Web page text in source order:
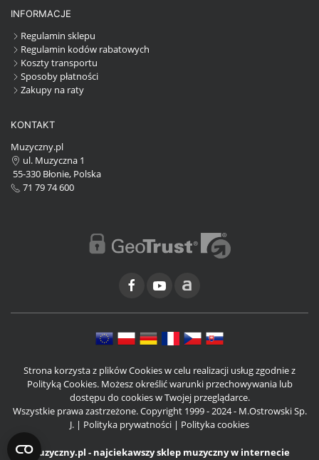
INFORMACJE
Regulamin sklepu
Regulamin kodów rabatowych
Koszty transportu
Sposoby płatności
Zakupy na raty
KONTAKT
Muzyczny.pl
ul. Muzyczna 1
55-330 Błonie, Polska
71 79 74 600
Strona korzysta z plików Cookies w celu realizacji usług zgodnie z
Polityką Cookies. Możesz określić warunki przechowywania lub
dostępu do cookies w Twojej przeglądarce.
Wszystkie prawa zastrzeżone. Copyright 1999 - 2024 - M.Ostrowski Sp.
J. | Polityka prywatności | Polityka cookies
Muzyczny.pl - najciekawszy sklep muzyczny w internecie